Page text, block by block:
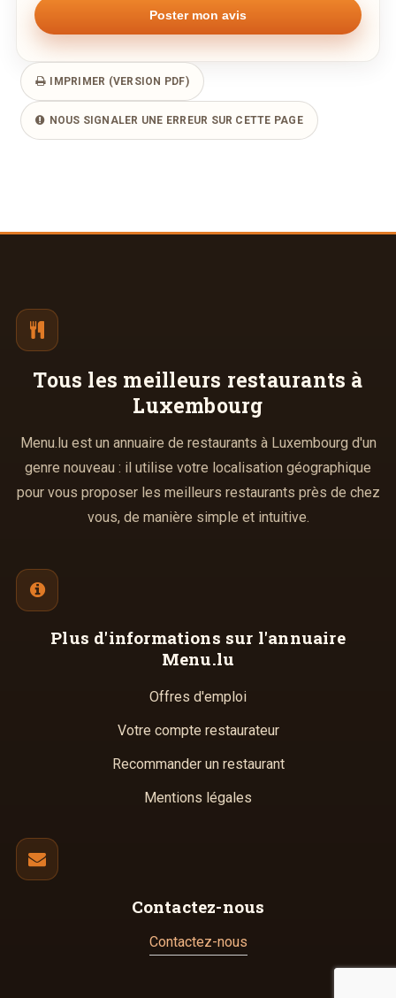
IMPRIMER (VERSION PDF)
NOUS SIGNALER UNE ERREUR SUR CETTE PAGE
Tous les meilleurs restaurants à
Luxembourg
Menu.lu est un annuaire de restaurants à Luxembourg d'un
genre nouveau : il utilise votre localisation géographique
pour vous proposer les meilleurs restaurants près de chez
vous, de manière simple et intuitive.
Plus d'informations sur l'annuaire
Menu.lu
Offres d'emploi
Votre compte restaurateur
Recommander un restaurant
Mentions légales
Contactez-nous
Contactez-nous